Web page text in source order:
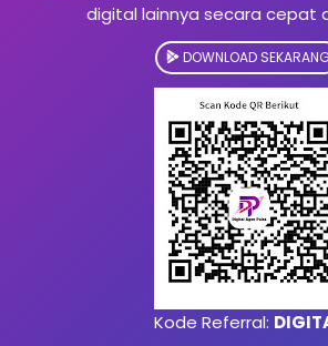
digital lainnya secara cepat
DOWNLOAD
Kode Referral: